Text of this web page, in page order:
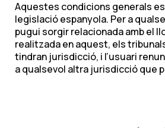
Aquestes condicions generals
legislació espanyola. Per a
pugui sorgir relacionada amb el
realitzada en aquest, els
tindran jurisdicció, i l’usuari
a qualsevol altra jurisdicció que